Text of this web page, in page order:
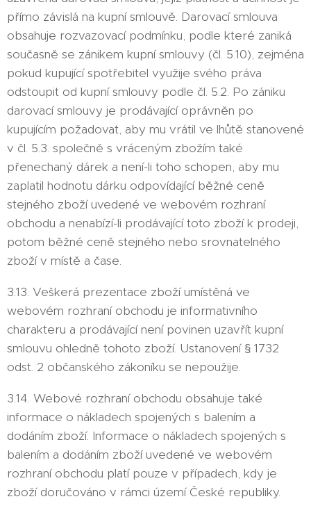
přímo závislá na kupní smlouvě. Darovací smlouva
obsahuje rozvazovací podmínku, podle které zaniká
současně se zánikem kupní smlouvy (čl. 5.10), zejména
pokud kupující spotřebitel využije svého práva
odstoupit od kupní smlouvy podle čl. 5.2. Po zániku
darovací smlouvy je prodávající oprávněn po
kupujícím požadovat, aby mu vrátil ve lhůtě stanovené
v čl. 5.3. společně s vráceným zbožím také
přenechaný dárek a není-li toho schopen, aby mu
zaplatil hodnotu dárku odpovídající běžné ceně
stejného zboží uvedené ve webovém rozhraní
obchodu a nenabízí-li prodávající toto zboží k prodeji,
potom běžné ceně stejného nebo srovnatelného
zboží v místě a čase.
3.13. Veškerá prezentace zboží umístěná ve
webovém rozhraní obchodu je informativního
charakteru a prodávající není povinen uzavřít kupní
smlouvu ohledně tohoto zboží. Ustanovení § 1732
odst. 2 občanského zákoníku se nepoužije.
3.14. Webové rozhraní obchodu obsahuje také
informace o nákladech spojených s balením a
dodáním zboží. Informace o nákladech spojených s
balením a dodáním zboží uvedené ve webovém
rozhraní obchodu platí pouze v případech, kdy je
zboží doručováno v rámci území České republiky.